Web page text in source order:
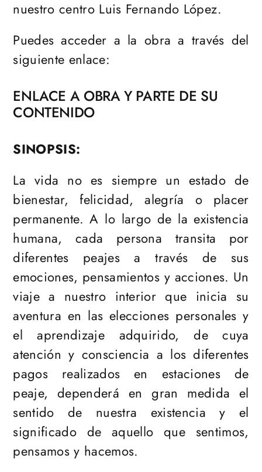
nuestro centro Luis Fernando López.
Puedes acceder a la obra a través del
siguiente enlace:
ENLACE A OBRA Y PARTE DE SU
CONTENIDO
SINOPSIS:
La vida no es siempre un estado de
bienestar, felicidad, alegría o placer
permanente. A lo largo de la existencia
humana, cada persona transita por
diferentes peajes a través de sus
emociones, pensamientos y acciones. Un
viaje a nuestro interior que inicia su
aventura en las elecciones personales y
el aprendizaje adquirido, de cuya
atención y consciencia a los diferentes
pagos realizados en estaciones de
peaje, dependerá en gran medida el
sentido de nuestra existencia y el
significado de aquello que sentimos,
pensamos y hacemos.